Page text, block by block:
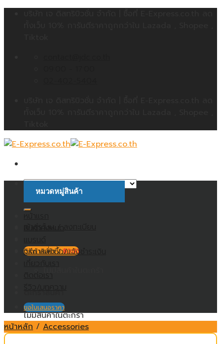
ค้นหา:
ตะกร้าสินค้า /฿0.00
ไม่มีสินค้าในตะกร้า
หมวดหมู่สินค้า
วิธีการสั่งซื้อ/แจ้งชำระเงิน
ติดต่อเรา
ขอใบเสนอราคา
หน้าหลัก / Accessories